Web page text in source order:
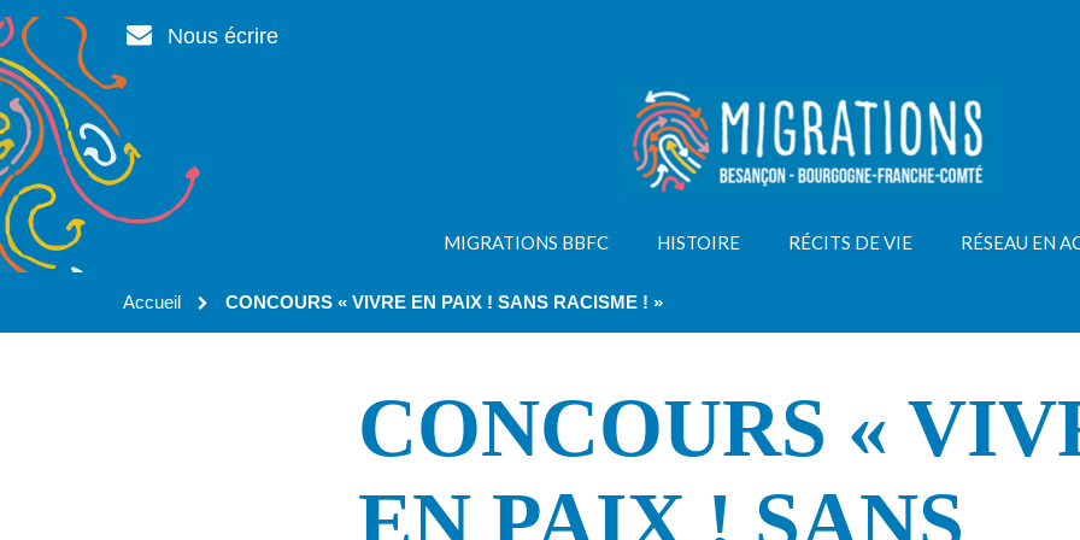
Nous écrire
MIGRATIONS BBFC HISTOIRE RÉCITS DE VIE RÉSEAU EN
Accueil CONCOURS « VIVRE EN PAIX ! SANS RACISME ! »
CONCOURS «